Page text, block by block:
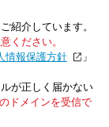
紹介しています。
ください。
情報保護方針
」
が正しく届かない
ドメインを受信で